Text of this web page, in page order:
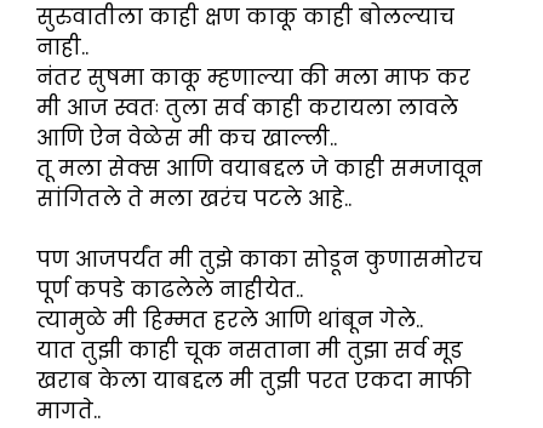
सुरुवातीला काही क्षण काकू काही बोलल्याच
नाही..
नंतर सुषमा काकू म्हणाल्या की मला माफ कर
मी आज स्वतः तुला सर्व काही करायला लावले
आणि ऐन वेळेस मी कच खाल्ली..
तू मला सेक्स आणि वयाबद्दल जे काही समजावून
सांगितले ते मला खरंच पटले आहे..
पण आजपर्यंत मी तुझे काका सोडून कुणासमोरच
पूर्ण कपडे काढलेले नाहीयेत..
त्यामुळे मी हिम्मत हरले आणि थांबून गेले..
यात तुझी काही चूक नसताना मी तुझा सर्व मूड
खराब केला याबद्दल मी तुझी परत एकदा माफी
मागते..